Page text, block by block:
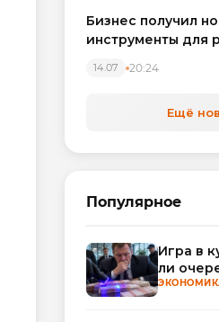
Бизнес получил
инструменты для
автоматизируют
14.07 20:24
Ещё
Популярное
Игра в
ли